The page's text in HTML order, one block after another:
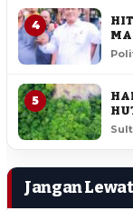
4
5
Jangan